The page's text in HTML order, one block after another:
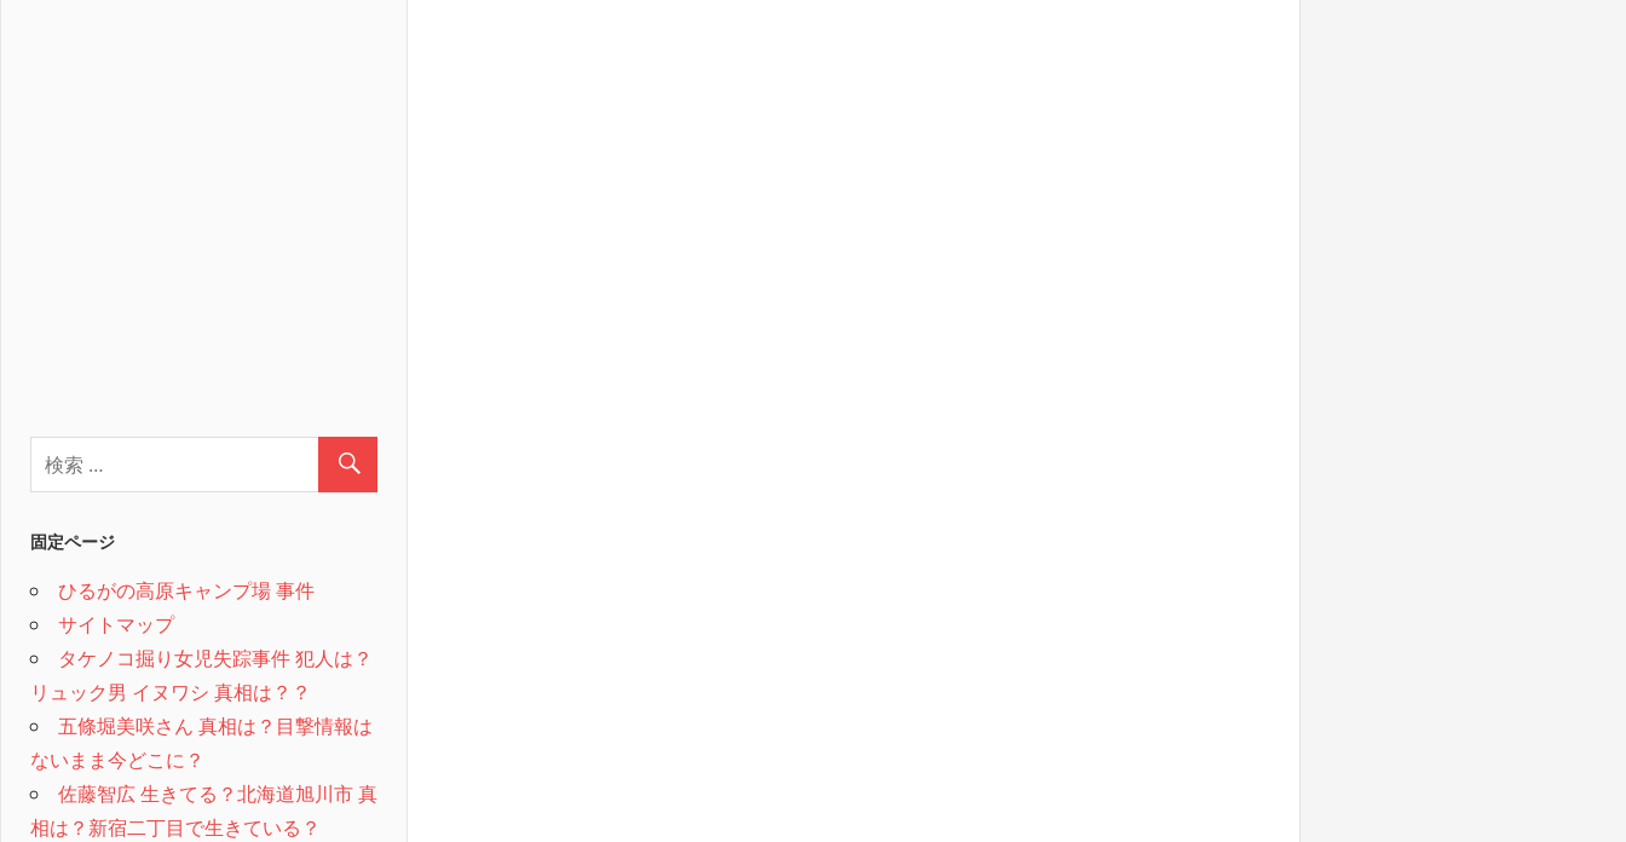
固定ページ
ひるがの高原キャンプ場 事件
サイトマップ
タケノコ掘り女児失踪事件 犯人は？
リュック男 イヌワシ 真相は？？
五條堀美咲さん 真相は？目撃情報は
ないまま今どこに？
佐藤智広 生きてる？北海道旭川市 真
相は？新宿二丁目で生きている？